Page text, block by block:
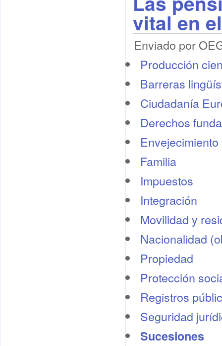
vital en
Enviado por
Producción
Barreras
Ciudadanía
Derechos
Familia
Impuestos
Integración
Movilidad y
Nacionalidad
Propiedad
Protección
Registros
Seguridad
Sucesiones